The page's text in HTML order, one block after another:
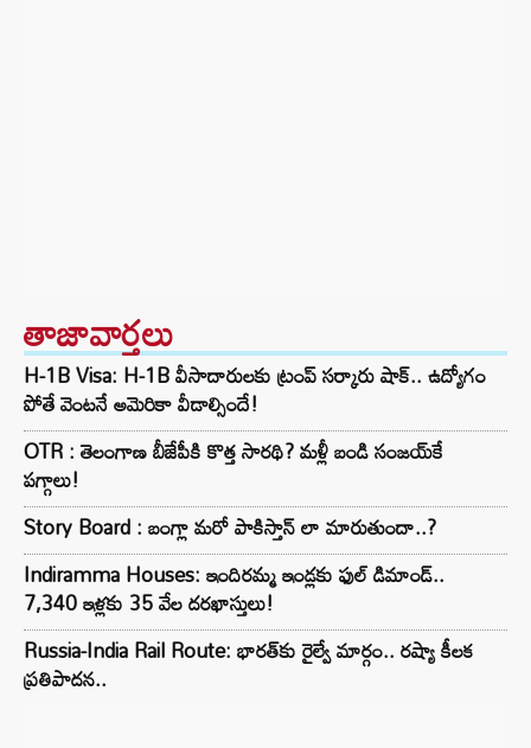
తాజావార్తలు
H-1B Visa: H-1B వీసాదారులకు ట్రంప్ సర్కారు షాక్.. ఉద్యోగం
పోతే వెంటనే అమెరికా వీడాల్సిందే!
OTR : తెలంగాణ బీజేపీకి కొత్త సారథి? మళ్లీ బండి సంజయ్‌కే
పగ్గాలు!
Story Board : బంగ్లా మరో పాకిస్తాన్ లా మారుతుందా..?
Indiramma Houses: ఇందిరమ్మ ఇండ్లకు ఫుల్ డిమాండ్..
7,340 ఇళ్లకు 35 వేల దరఖాస్తులు!
Russia-India Rail Route: భారత్‌కు రైల్వే మార్గం.. రష్యా కీలక
ప్రతిపాదన..